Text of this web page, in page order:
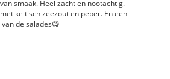
smaak. Heel zacht en nootachtig.
keltisch zeezout en peper. En een
de salades😋